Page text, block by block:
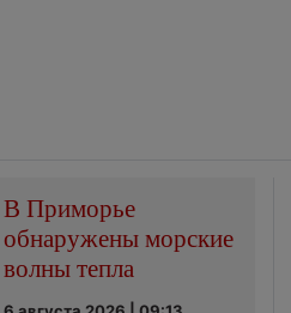
В Приморье
обнаружены морские
волны тепла